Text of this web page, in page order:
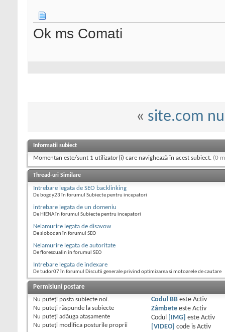
Ok ms Comati
« site.com
Informații subiect
Momentan este/sunt 1 utilizator(i) care navighează în acest subiect. (0
Thread-uri Similare
Intrebare legata de SEO backlinking
De bogdy23 în forumul Subiecte pentru incepatori
intrebare legata de un domeniu
De HIENA în forumul Subiecte pentru incepatori
Nelamurire legata de disavow
De slobodan în forumul SEO
Nelamurire legata de autoritate
De florescualin în forumul SEO
Intrebare legata de indexare
De tudor07 în forumul Discutii generale privind optimizarea si motoarele de cautare
Permisiuni postare
Nu puteţi posta subiecte noi.
Nu puteţi răspunde la subiecte
Nu puteţi adăuga ataşamente
Nu puteţi modifica posturile proprii
Codul BBeste Activ
Zâmbeteeste Activ
Codul
[IMG] este Activ
[VIDEO]
code is Activ